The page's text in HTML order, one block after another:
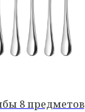
8 предметов